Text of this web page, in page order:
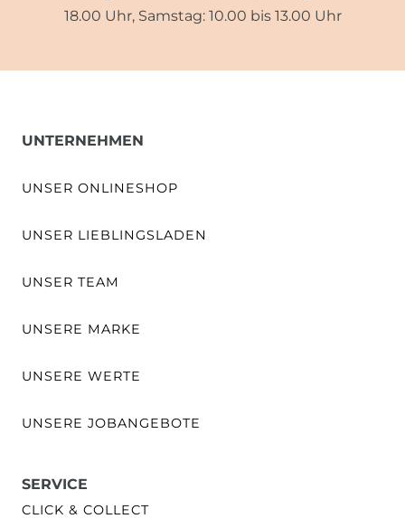
18.00 Uhr, Samstag: 10.00 bis 13.00 Uhr
UNTERNEHMEN
UNSER ONLINESHOP
UNSER LIEBLINGSLADEN
UNSER TEAM
UNSERE MARKE
UNSERE WERTE
UNSERE JOBANGEBOTE
SERVICE
CLICK & COLLECT